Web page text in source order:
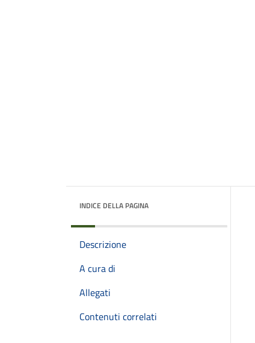
INDICE DELLA PAGINA
Descrizione
A cura di
Allegati
Contenuti correlati